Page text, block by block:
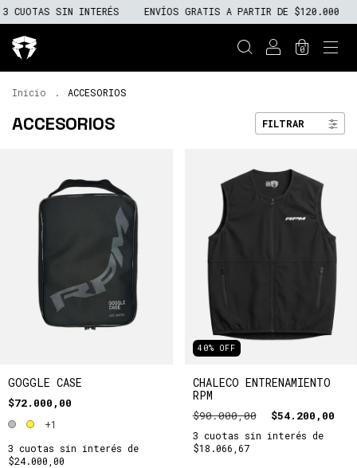
INTERÉS ENVÍOS GRATIS A PARTIR DE $120.000 10% OFF
0
Inicio . ACCESORIOS
ACCESORIOS FILTRAR
GOGGLE CASE
$72.000,00
+1
3 cuotas sin interés de
$24.000,00
40% OFF
CHALECO ENTRENAMIENTO
RPM
$90.000,00 $54.200,00
3 cuotas sin interés de
$18.066,67